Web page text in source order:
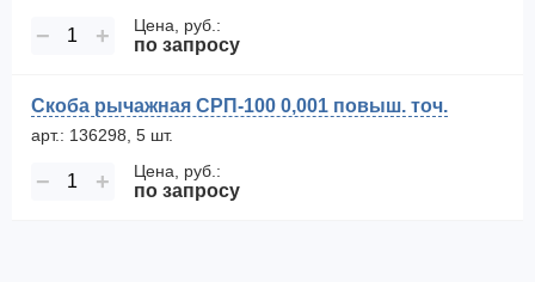
− + Цена, руб.:
по запросу
Скоба рычажная СРП-100 0,001 повыш. точ.
арт.: 136298, 5 шт.
− + Цена, руб.:
по запросу